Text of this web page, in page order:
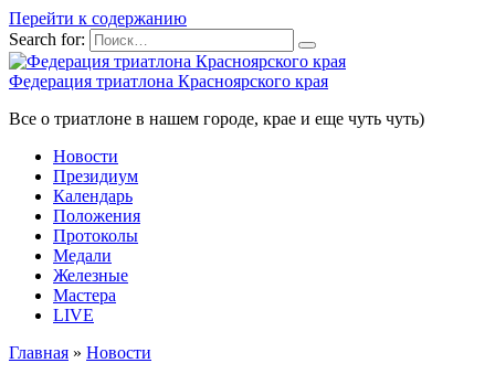
Перейти к содержанию
Search for:
Федерация триатлона Красноярского края
Все о триатлоне в нашем городе, крае и еще чуть чуть)
Новости
Президиум
Календарь
Положения
Протоколы
Медали
Железные
Мастера
LIVE
Главная » Новости